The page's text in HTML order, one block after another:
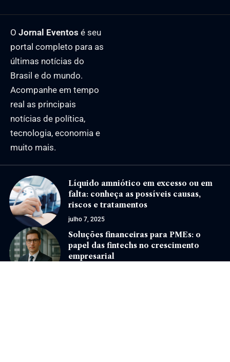
O Jornal Eventos é seu
portal completo para as
últimas notícias do
Brasil e do mundo.
Acompanhe em tempo
real as principais
notícias de política,
tecnologia, economia e
muito mais.
Líquido amniótico em excesso ou em
falta: conheça as possíveis causas,
riscos e tratamentos
julho 7, 2025
Soluções financeiras para PMEs: o
papel das fintechs no crescimento
empresarial